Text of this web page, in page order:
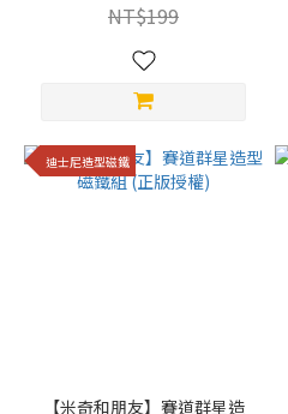
NT$199
迪士尼造型磁鐵
【米奇和朋友】賽道群星造